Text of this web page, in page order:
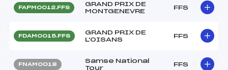
FAPM0012.FFS
GRAND PRIX DE
MONTGENEVRE
FFS
FDAM0015.FFS
GRAND PRIX DE
L'OISANS
FFS
FNAM0018
Samse National
Tour
FFS